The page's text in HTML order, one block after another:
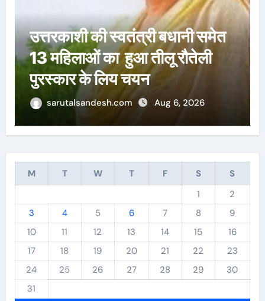
वन विभाग में बड़ा फेरबदल: 22
आईएफएस अधिकारियों के तबादले
sarutalsandesh.com Aug 6, 2026
M T W T F S
S
1
2
3
4 5 6 7 8
9
10
11 12 13 14 15
16
17
18 19 20 21 22
23
24
25 26 27 28 29
30
31